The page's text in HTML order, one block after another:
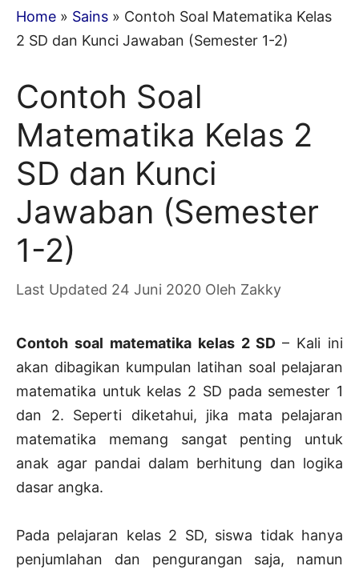
Home » Sains » Contoh Soal Matematika Kelas
2 SD dan Kunci Jawaban (Semester 1-2)
Contoh Soal
Matematika Kelas 2
SD dan Kunci
Jawaban (Semester
1-2)
24 Juni 2020 Oleh Zakky
Contoh soal matematika kelas 2 SD– Kali ini
akan dibagikan kumpulan latihan soal pelajaran
matematika untuk kelas 2 SD pada semester 1
dan 2. Seperti diketahui, jika mata pelajaran
matematika memang sangat penting untuk
anak agar pandai dalam berhitung dan logika
dasar angka.
Pada pelajaran kelas 2 SD, siswa tidak hanya
penjumlahan dan pengurangan saja, namun